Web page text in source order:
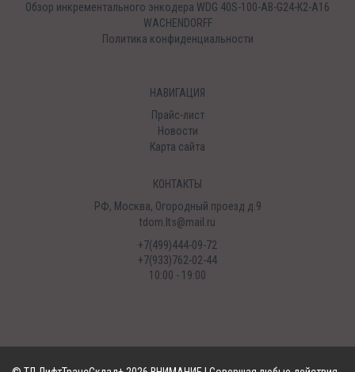
Обзор инкрементального энкодера WDG 40S-100-AB-G24-K2-A16
WACHENDORFF
Политика конфиденциальности
НАВИГАЦИЯ
Прайс-лист
Новости
Карта сайта
КОНТАКТЫ
РФ, Москва, Огородный проезд д.9
tdom.lts@mail.ru
+7(499)444-09-72
+7(933)762-02-44
10:00 - 19:00